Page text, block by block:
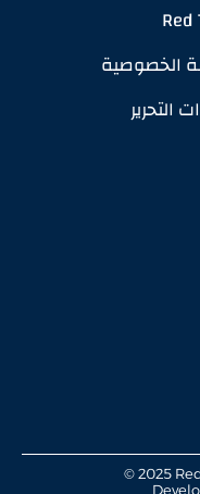
الخصوصية
التحرير
© 2025